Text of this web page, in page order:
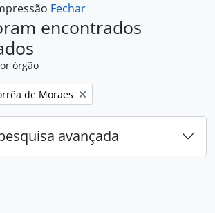
Fechar
encontrados
órgão
de Moraes
avançada